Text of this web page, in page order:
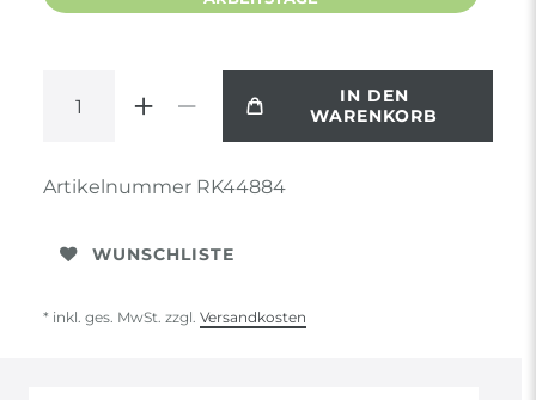
IN DEN
WARENKORB
Artikelnummer RK44884
WUNSCHLISTE
* inkl. ges. MwSt. zzgl. Versandkosten